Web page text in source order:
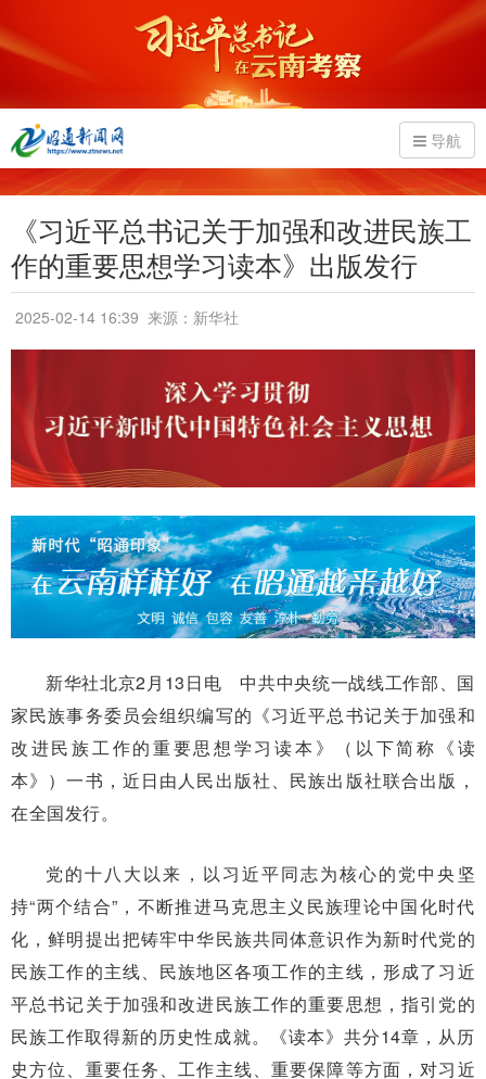
导航
《习近平总书记关于加强和改进民族工
作的重要思想学习读本》出版发行
2025-02-14 16:39 来源：新华社
新华社北京2月13日电 中共中央统一战线工作部、国
家民族事务委员会组织编写的《习近平总书记关于加强和
改进民族工作的重要思想学习读本》（以下简称《读
本》）一书，近日由人民出版社、民族出版社联合出版，
在全国发行。
党的十八大以来，以习近平同志为核心的党中央坚
持“两个结合”，不断推进马克思主义民族理论中国化时代
化，鲜明提出把铸牢中华民族共同体意识作为新时代党的
民族工作的主线、民族地区各项工作的主线，形成了习近
平总书记关于加强和改进民族工作的重要思想，指引党的
民族工作取得新的历史性成就。《读本》共分14章，从历
史方位、重要任务、工作主线、重要保障等方面，对习近